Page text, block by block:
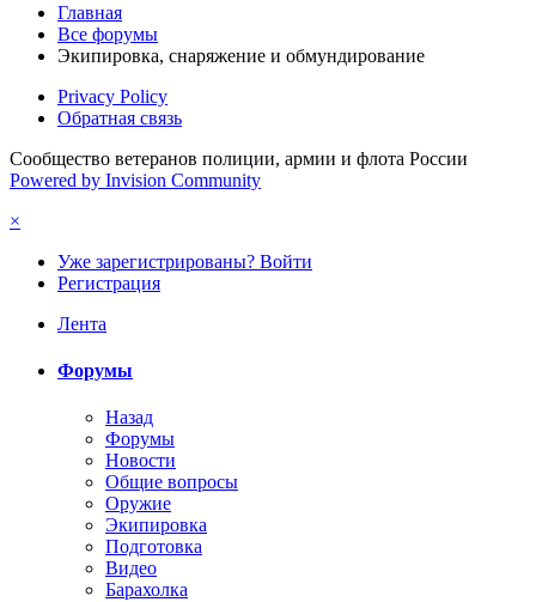
Главная
Все форумы
Экипировка, снаряжение и обмундирование
Privacy Policy
Обратная связь
Сообщество ветеранов полиции, армии и флота России
Powered by Invision Community
×
Уже зарегистрированы? Войти
Регистрация
Лента
Форумы
Назад
Форумы
Новости
Общие вопросы
Оружие
Экипировка
Подготовка
Видео
Барахолка